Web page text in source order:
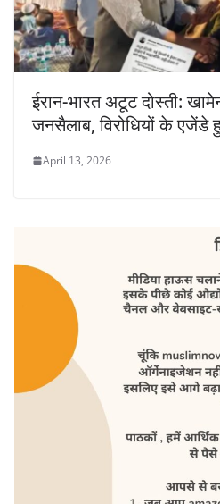
ईरान-भारत अटूट दोस्ती:
जनसैलाब, विरोधियों के एजेंडे
April 13, 2026